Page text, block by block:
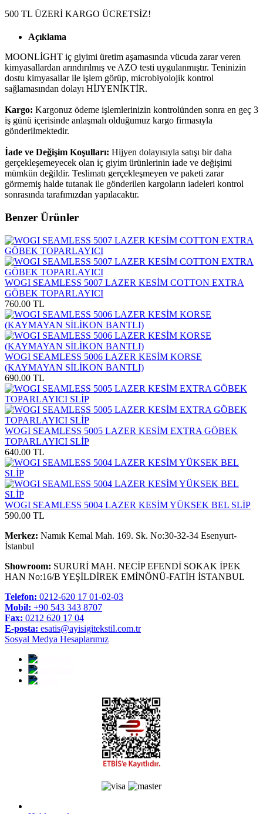
500 TL ÜZERİ KARGO ÜCRETSİZ!
Açıklama
MOONLİGHT iç giyimi üretim aşamasında vücuda zarar veren
kimyasallardan arındırılmış ve AZO testi uygulanmıştır. Teninizin
dostu kimyasallar ile işlem görüp, microbiyolojik kontrol
sağlamasından dolayı HİJYENİKTİR.
Kargo: Kargonuz ödeme işlemlerinizin kontrolünden sonra en geç 3
iş günü içerisinde anlaşmalı olduğumuz kargo firmasıyla
gönderilmektedir.
İade ve Değişim Koşulları: Hijyen dolayısıyla satışı bir daha
gerçekleşemeyecek olan iç giyim ürünlerinin iade ve değişimi
mümkün değildir. Teslimatı gerçekleşmeyen ve paketi zarar
görmemiş halde tutanak ile gönderilen kargoların iadeleri kontrol
sonrasında tarafımızdan yapılacaktır.
Benzer Ürünler
WOGI SEAMLESS 5007 LAZER KESİM COTTON EXTRA
GÖBEK TOPARLAYICI
760.00 TL
WOGI SEAMLESS 5006 LAZER KESİM KORSE
(KAYMAYAN SİLİKON BANTLI)
690.00 TL
WOGI SEAMLESS 5005 LAZER KESİM EXTRA GÖBEK
TOPARLAYICI SLİP
640.00 TL
WOGI SEAMLESS 5004 LAZER KESİM YÜKSEK BEL SLİP
590.00 TL
Merkez: Namık Kemal Mah. 169. Sk. No:30-32-34 Esenyurt-
İstanbul
Showroom: SURURİ MAH. NECİP EFENDİ SOKAK İPEK
HAN No:16/B YEŞİLDİREK EMİNÖNÜ-FATİH İSTANBUL
Telefon: 0212-620 17 01-02-03
Mobil: +90 543 343 8707
Fax: 0212 620 17 04
E-posta: esatis@ayisigitekstil.com.tr
Sosyal Medya Hesaplarımız